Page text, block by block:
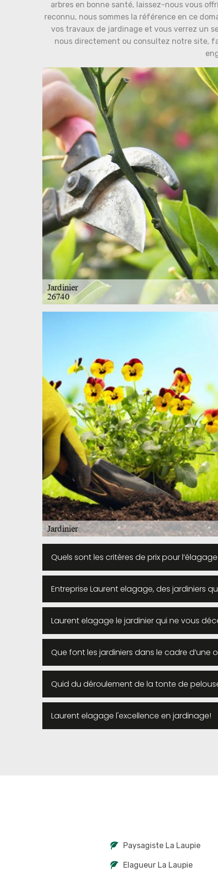
arbres en bonne santé, laissez-nous vous
reconnu, nous sommes la référence en ce
vos travaux de jardinage et vous verrez un
nous directement ou consultez notre site,
Quels sont les critères de prix pour
Entreprise Laurent elagage, des jardiniers
Laurent elagage le jardinier qui ne vous
Que font les jardiniers dans le cadre d’une
Quid du déroulement de la tonte de
Laurent elagage l'excellence en jardinage!
Paysagiste La Laupie
Elagueur La Laupie